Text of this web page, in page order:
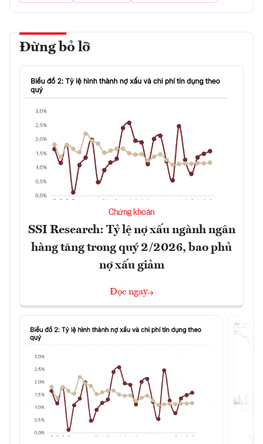
Đừng bỏ lỡ
Chứng khoán
SSI Research: Tỷ lệ nợ xấu ngành ngân
hàng tăng trong quý 2/2026, bao phủ
nợ xấu giảm
Đọc ngay